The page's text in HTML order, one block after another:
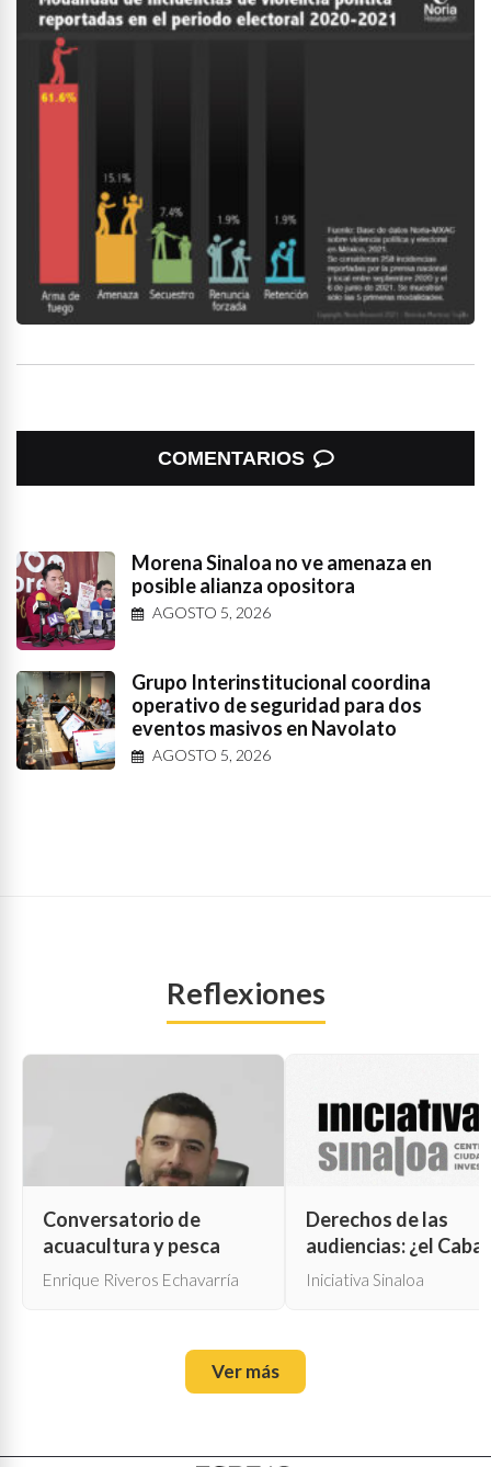
COMENTARIOS
Morena Sinaloa no ve amenaza en
posible alianza opositora
AGOSTO 5, 2026
Grupo Interinstitucional coordina
operativo de seguridad para dos
eventos masivos en Navolato
AGOSTO 5, 2026
Reflexiones
Conversatorio de
acuacultura y pesca
Enrique Riveros Echavarría
Derechos de las
audiencias: ¿el
de Troya para la
Iniciativa Sinaloa
Ver más